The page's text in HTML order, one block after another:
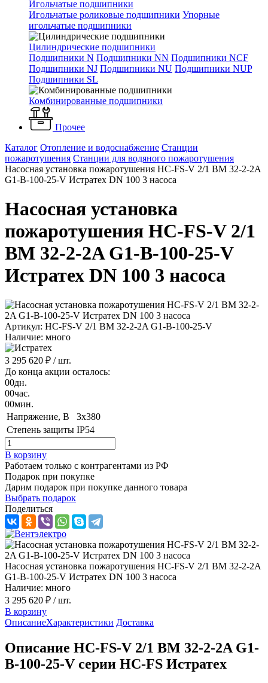
Игольчатые подшипники
Игольчатые роликовые подшипники Упорные
игольчатые подшипники
Цилиндрические подшипники
Подшипники N Подшипники NN Подшипники NCF
Подшипники NJ Подшипники NU Подшипники NUP
Подшипники SL
Комбинированные подшипники
Прочее
Каталог Отопление и водоснабжение Станции
пожаротушения Станции для водяного пожаротушения
Насосная установка пожаротушения HC-FS-V 2/1 BM 32-2-2A
G1-B-100-25-V Истратех DN 100 3 насоса
Насосная установка
пожаротушения HC-FS-V 2/1
BM 32-2-2A G1-B-100-25-V
Истратех DN 100 3 насоса
Артикул: HC-FS-V 2/1 BM 32-2-2A G1-B-100-25-V
Наличие: много
3 295 620 ₽ / шт.
До конца акции осталось:
00дн.
00час.
00мин.
Напряжение, B
3x380
Степень защиты IP54
В корзину
Работаем только с контрагентами из РФ
Подарок при покупке
Дарим подарок при покупке данного товара
Выбрать подарок
Поделиться
Насосная установка пожаротушения HC-FS-V 2/1 BM 32-2-2A
G1-B-100-25-V Истратех DN 100 3 насоса
Наличие: много
3 295 620 ₽ / шт.
В корзину
ОписаниеХарактеристики Доставка
Описание HC-FS-V 2/1 BM 32-2-2A G1-
B-100-25-V серии HC-FS Истратех